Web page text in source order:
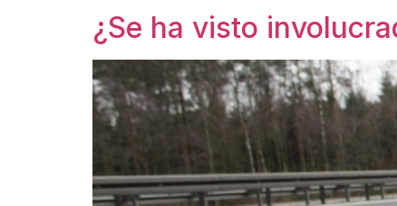
¿Se ha visto